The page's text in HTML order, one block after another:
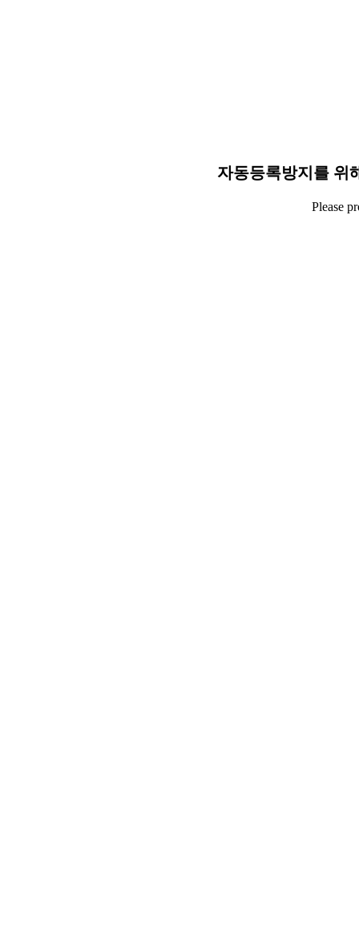
자동등록방지를 위
Please